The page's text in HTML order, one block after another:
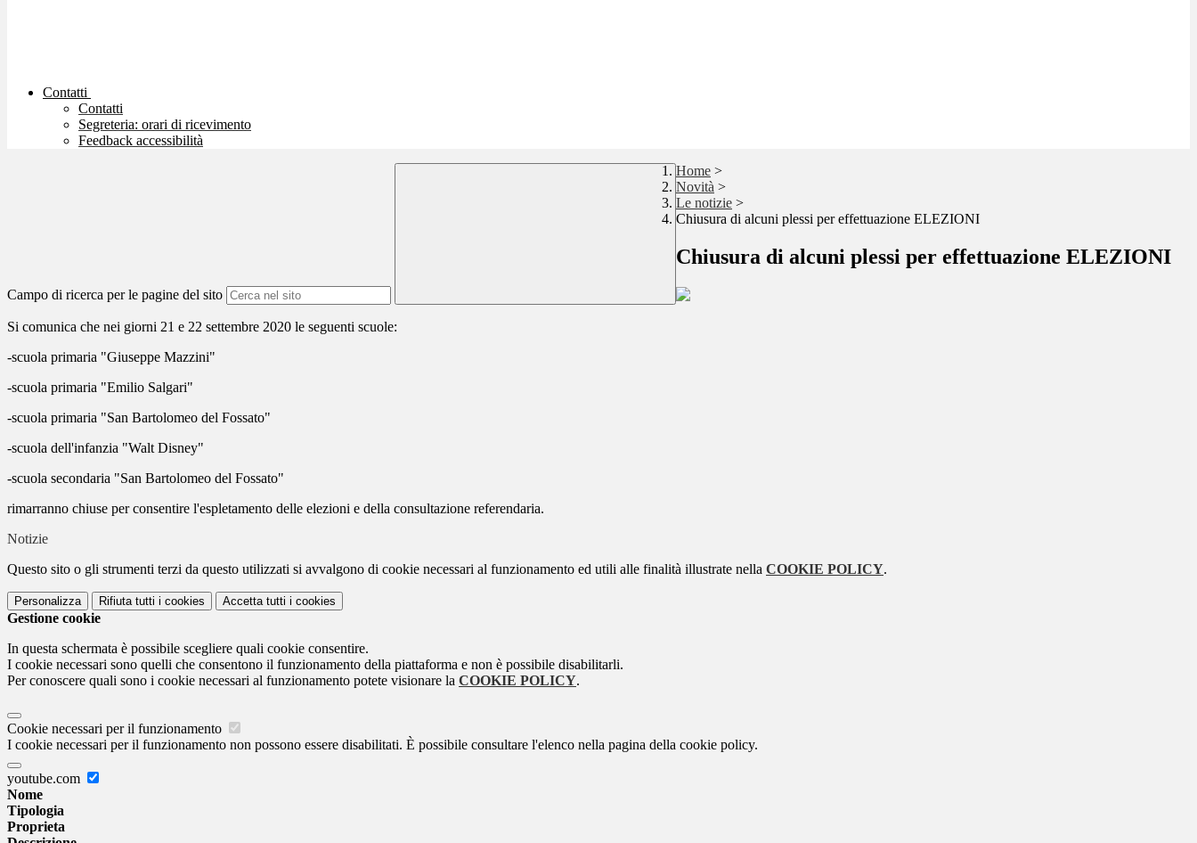
Contatti
Contatti
Segreteria: orari di ricevimento
Feedback accessibilità
Campo di ricerca per le pagine del sito
Home >
Novità >
Le notizie >
Chiusura di alcuni plessi per effettuazione ELEZIONI
Chiusura di alcuni plessi per effettuazione ELEZIONI
Si comunica che nei giorni 21 e 22 settembre 2020 le seguenti scuole:
-scuola primaria "Giuseppe Mazzini"
-scuola primaria "Emilio Salgari"
-scuola primaria "San Bartolomeo del Fossato"
-scuola dell'infanzia "Walt Disney"
-scuola secondaria "San Bartolomeo del Fossato"
rimarranno chiuse per consentire l'espletamento delle elezioni e della consultazione referendaria.
Notizie
Questo sito o gli strumenti terzi da questo utilizzati si avvalgono di cookie necessari al funzionamento ed utili alle finalità illustrate nella COOKIE POLICY.
Personalizza Rifiuta tutti i cookies Accetta tutti i cookies
Gestione cookie
In questa schermata è possibile scegliere quali cookie consentire.
I cookie necessari sono quelli che consentono il funzionamento della piattaforma e non è possibile disabilitarli.
Per conoscere quali sono i cookie necessari al funzionamento potete visionare la COOKIE POLICY.
Cookie necessari per il funzionamento
I cookie necessari per il funzionamento non possono essere disabilitati. È possibile consultare l'elenco nella pagina della cookie policy.
youtube.com
Nome
Tipologia
Proprieta